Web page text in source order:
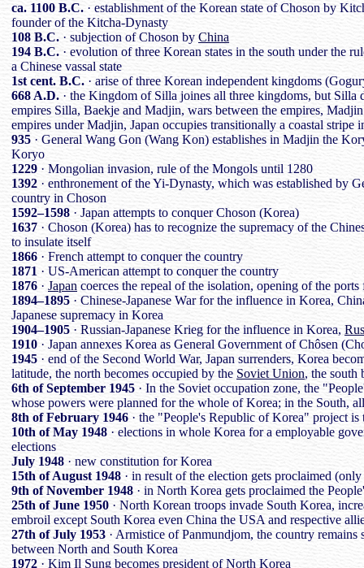
ca. 1100 B.C. · establishment of the Korean state of Choson by
founder of the Kitcha-Dynasty
108 B.C. · subjection of Choson by China
194 B.C. · evolution of three Korean states in the south under the
a Chinese vassal state
1st cent. B.C. · arise of three Korean independent kingdoms
668 A.D. · the Kingdom of Silla joines all three kingdoms, but Silla
empires Silla, Baekje and Madjin, wars between the empires,
empires under Madjin, Japan occupies transitionally a coastal stripe
935 · General Wang Gon (Wang Kon) establishes in Madjin the
Koryo
1229 · Mongolian invasion, rule of the Mongols until 1280
1392 · enthronement of the Yi-Dynasty, which was established by
country in Choson
1592–1598 · Japan attempts to conquer Choson (Korea)
1637 · Choson (Korea) has to recognize the supremacy of the
to insulate itself
1866 · French attempt to conquer the country
1871 · US-American attempt to conquer the country
1876 · Japan coerces the repeal of the isolation, opening of the
1894–1895 · Chinese-Japanese War for the influence in Korea,
Japanese supremacy in Korea
1904–1905 · Russian-Japanese Krieg for the influence in Korea,
1910 · Japan annexes Korea as General Government of Chôsen
1945 · end of the Second World War, Japan surrenders, Korea
latitude, the north becomes occupied by the Soviet Union, the south
6th of September 1945 · In the Soviet occupation zone, the
whose powers were planned for the whole of Korea; in the South,
8th of February 1946 · the "People's Republic of Korea" project is
10th of May 1948 · elections in whole Korea for a employable
elections
July 1948 · new constitution for Korea
15th of August 1948 · in result of the election gets proclaimed
9th of November 1948 · in North Korea gets proclaimed the
25th of June 1950 · North Korean troops invade South Korea,
embroil except South Korea even China the USA and respective
27th of July 1953 · Armistice of Panmundjom, the country remains
between North and South Korea
1972 · Kim Il Sung becomes president of North Korea